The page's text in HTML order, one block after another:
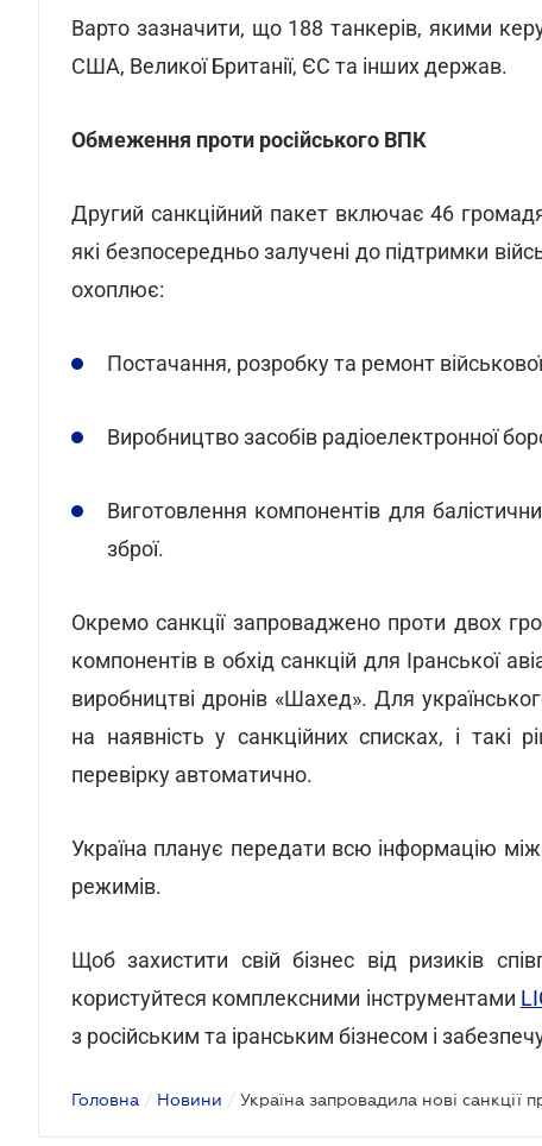
Варто зазначити, що 188 танкерів, якими
США, Великої Британії, ЄС та інших держав.
Обмеження проти російського ВПК
Другий санкційний пакет включає 46
які безпосередньо залучені до підтримки
охоплює:
Постачання, розробку та ремонт
Виробництво засобів радіоелектронної
Виготовлення компонентів для
зброї.
Окремо санкції запроваджено проти двох
компонентів в обхід санкцій для Іранської
виробництві дронів «Шахед». Для
на наявність у санкційних списках, і такі
перевірку автоматично.
Україна планує передати всю інформацію
режимів.
Щоб захистити свій бізнес від ризиків
користуйтеся комплексними інструментами
з російським та іранським бізнесом і
Головна / Новини /